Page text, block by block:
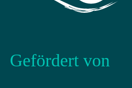
Gefördert von